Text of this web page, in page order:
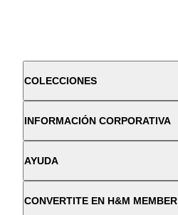
COLECCIONES
INFORMACIÓN CORPORATIVA
AYUDA
CONVERTITE EN H&M MEMBER